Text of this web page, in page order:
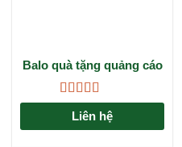
Balo quà tặng quảng cáo
PUMA: Giải pháp
marketing đẳng cấp cho
doanh nghiệp
Được xếp
hạng4.675
sao
Liên hệ